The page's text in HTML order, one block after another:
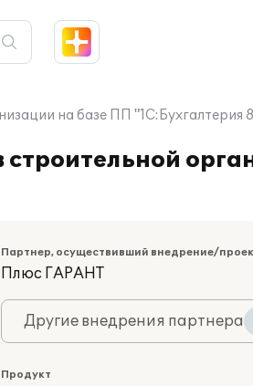
на базе ПП "1С:Бухгалтерия
строительной
Партнер, осуществивший внедрение/
Плюс ГАРАНТ
Другие внедрения партнера
Продукт